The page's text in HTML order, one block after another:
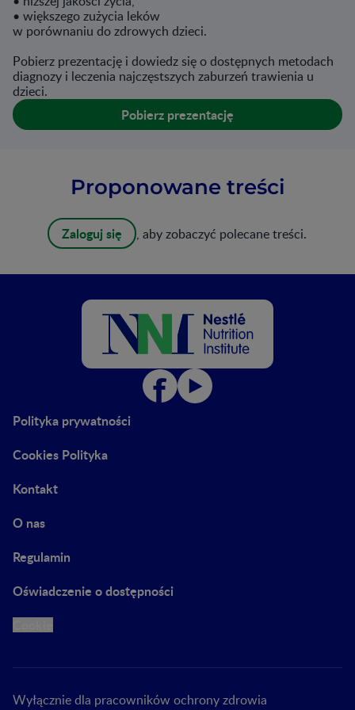
• większego zużycia leków
w porównaniu do zdrowych dzieci.
Pobierz prezentację i dowiedz się o dostępnych metodach
diagnozy i leczenia najczęstszych zaburzeń trawienia u
dzieci.
Pobierz prezentację
Proponowane treści
Zaloguj się , aby zobaczyć polecane treści.
Polityka prywatności
Cookies Polityka
Kontakt
O nas
Regulamin
Oświadczenie o dostępności
Wyłącznie dla pracowników ochrony zdrowia